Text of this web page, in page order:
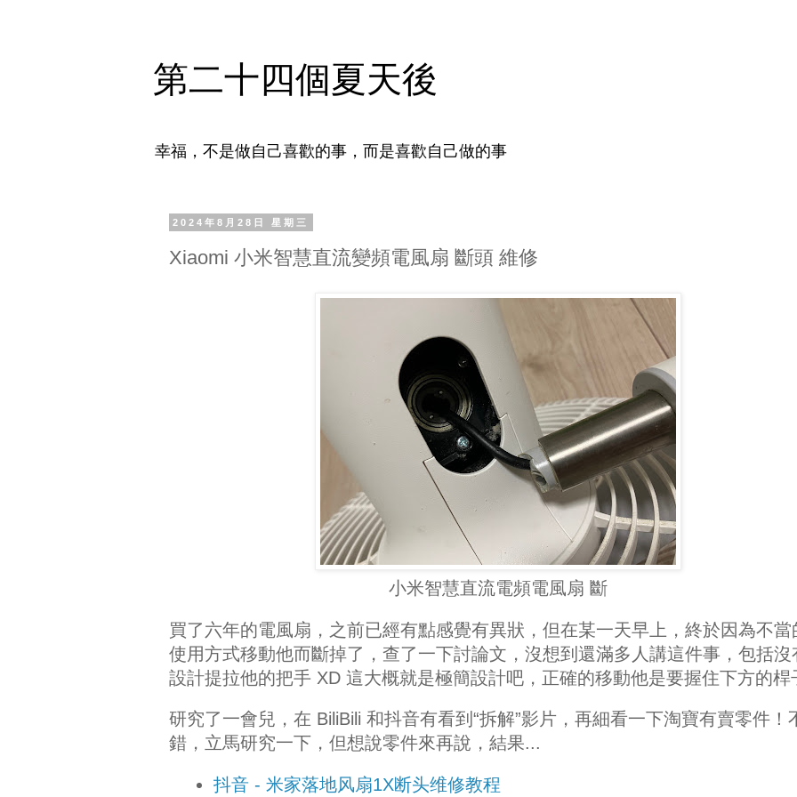
第二十四個夏天後
幸福，不是做自己喜歡的事，而是喜歡自己做的事
2024年8月28日 星期三
Xiaomi 小米智慧直流變頻電風扇 斷頭 維修
小米智慧直流電頻電風扇 斷
買了六年的電風扇，之前已經有點感覺有異狀，但在某一天早上，終於因為不當
使用方式移動他而斷掉了，查了一下討論文，沒想到還滿多人講這件事，包括沒
設計提拉他的把手 XD 這大概就是極簡設計吧，正確的移動他是要握住下方的桿
研究了一會兒，在 BiliBili 和抖音有看到“拆解”影片，再細看一下淘寶有賣零件！
錯，立馬研究一下，但想說零件來再說，結果...
抖音 - 米家落地风扇1X断头维修教程